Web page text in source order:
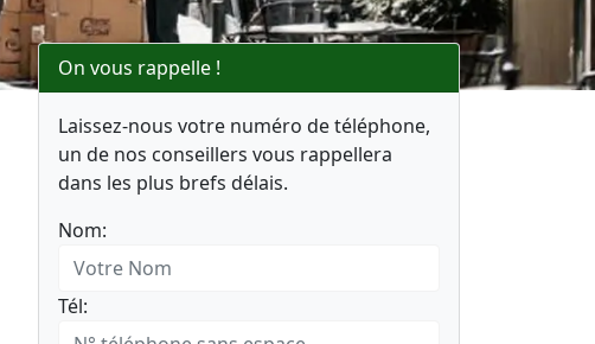
On vous rappelle !
Laissez-nous votre numéro de téléphone,
un de nos conseillers vous rappellera
dans les plus brefs délais.
Nom:
Tél: